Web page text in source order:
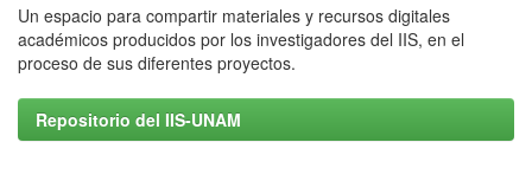
Un espacio para compartir materiales y recursos digitales
académicos producidos por los investigadores del IIS, en el
proceso de sus diferentes proyectos.
Repositorio del IIS-UNAM